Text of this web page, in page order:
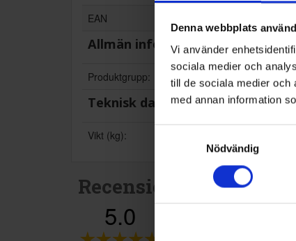
Denna webbplats
Vi använder
sociala medier och
till de sociala medier och
med annan information
Nödvändig
EAN
Allmän information
Produktgrupp:
Teknisk data
Vikt (kg):
Recensioner
5.0